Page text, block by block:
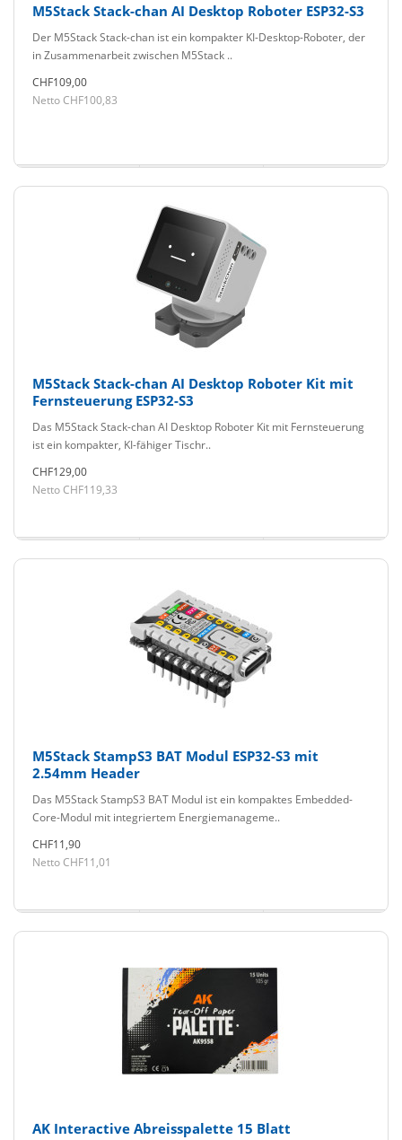
M5Stack Stack-chan AI Desktop Roboter ESP32-S3
Der M5Stack Stack-chan ist ein kompakter KI-Desktop-Roboter, der
in Zusammenarbeit zwischen M5Stack ..
CHF109,00
Netto CHF100,83
M5Stack Stack-chan AI Desktop Roboter Kit mit
Fernsteuerung ESP32-S3
Das M5Stack Stack-chan AI Desktop Roboter Kit mit Fernsteuerung
ist ein kompakter, KI-fähiger Tischr..
CHF129,00
Netto CHF119,33
M5Stack StampS3 BAT Modul ESP32-S3 mit
2.54mm Header
Das M5Stack StampS3 BAT Modul ist ein kompaktes Embedded-
Core-Modul mit integriertem Energiemanageme..
CHF11,90
Netto CHF11,01
AK Interactive Abreisspalette 15 Blatt